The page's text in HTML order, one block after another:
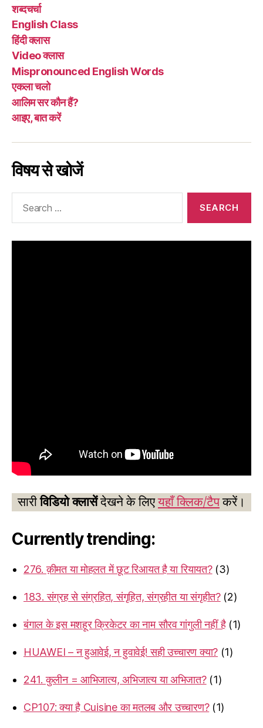
शब्दचर्चा
English Class
हिंदी क्लास
Video क्लास
Mispronounced English Words
एकला चलो
आलिम सर कौन हैं?
आइए, बात करें
विषय से खोजें
सारीविडियो क्लासेंदेखने के लिएयहाँ क्लिक/टैपकरें।
Currently trending:
276. क़ीमत या मोहलत में छूट रिआयत है या रियायत? (3)
183. संग्रह से संग्रहित, संगृहित, संग्रहीत या संगृहीत? (2)
बंगाल के इस मशहूर क्रिकेटर का नाम सौरव गांगुली नहीं है (1)
HUAWEI – न हुआवेई, न हुवावेई! सही उच्चारण क्या? (1)
241. कुलीन = आभिजात्य, अभिजात्य या अभिजात? (1)
CP107: क्या है Cuisine का मतलब और उच्चारण? (1)